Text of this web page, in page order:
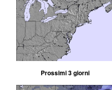
Prossimi 3 giorni